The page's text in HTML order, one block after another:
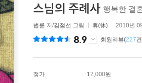
스님의 주례사 행복한 결
법륜 저/김점선 그림 휴(休) 2010년
8.9 회원리뷰(227
정가 12,000원